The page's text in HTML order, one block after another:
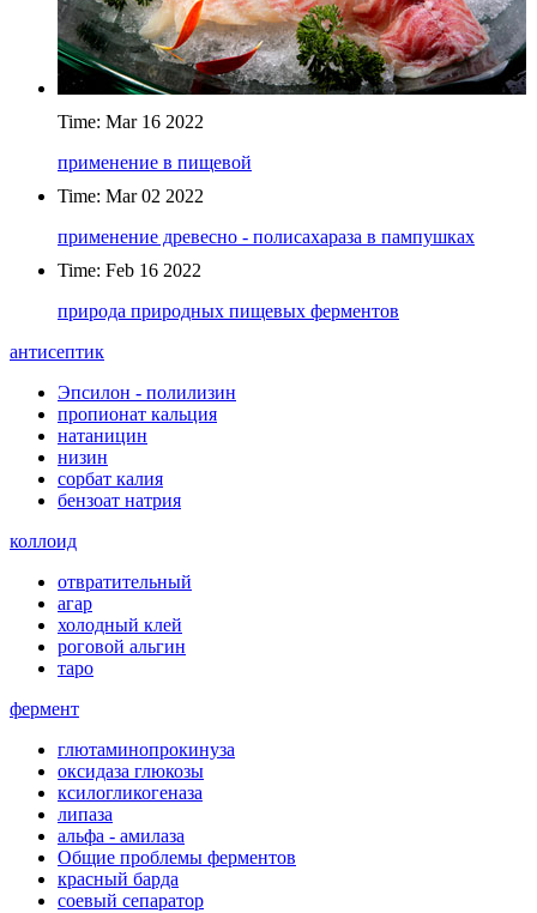
Time: Mar 16 2022
применение в пищевой
Time: Mar 02 2022
применение древесно - полисахараза в пампушках
Time: Feb 16 2022
природа природных пищевых ферментов
антисептик
Эпсилон - полилизин
пропионат кальция
натаницин
низин
сорбат калия
бензоат натрия
коллоид
отвратительный
агар
холодный клей
роговой альгин
таро
фермент
глютаминопрокинуза
оксидаза глюкозы
ксилогликогеназа
липаза
альфа - амилаза
Общие проблемы ферментов
красный барда
соевый сепаратор